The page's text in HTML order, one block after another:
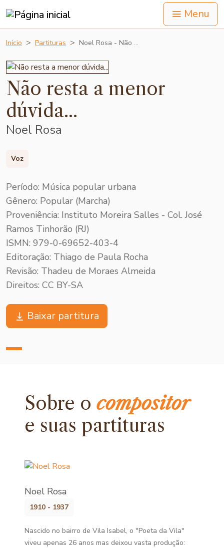
Menu
Início Partituras Noel Rosa - Não …
Não resta a menor
dúvida...
Noel Rosa
Voz
Período: Música popular urbana
Gênero: Popular (Marcha)
Proveniência: Instituto Moreira Salles - Col. José
Ramos Tinhorão (RJ)
ISMN: 979-0-69652-403-4
Editoração: Thiago de Paula Rocha
Revisão: Thadeu de Moraes Almeida
Direitos: CC BY-SA
Baixar partitura
Sobre ocompositor
e suas partituras
Noel Rosa
1910 - 1937
Nascido no bairro de Vila Isabel, o "Poeta da Vila"
viveu apenas 26 anos mas deixou vasta produção: